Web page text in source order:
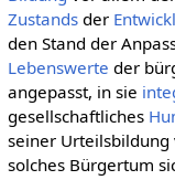
Zustandsder
den Stand der
Lebenswerte der
angepasst, in sie
gesellschaftliches
seiner Urteilsbildung
solches Bürgertum